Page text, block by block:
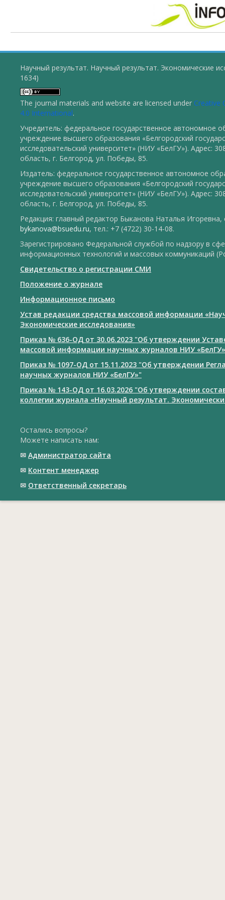
Научный результат. Научный результат. Экономические
1634)
The journal materials and website are licensed under Creative
4.0 International.
Учредитель: федеральное государственное автономное
учреждение высшего образования «Белгородский
исследовательский университет» (НИУ «БелГУ»). Адрес:
область, г. Белгород, ул. Победы, 85.
Издатель: федеральное государственное автономное
учреждение высшего образования «Белгородский
исследовательский университет» (НИУ «БелГУ»). Адрес:
область, г. Белгород, ул. Победы, 85.
Редакция: главный редактор Быканова Наталья Игоревна,
bykanova@bsuedu.ru, тел.: +7 (4722) 30-14-08.
Зарегистрировано Федеральной службой по надзору в
информационных технологий и массовых коммуникаций
Свидетельство о регистрации СМИ
Положение о журнале
Информационное письмо
Устав редакции средства массовой информации
Экономические исследования»
Приказ № 636-ОД от 30.06.2023 "Об утверждении
массовой информации научных журналов НИУ «БелГУ»
Приказ № 1097-ОД от 15.11.2023 "Об утверждении
научных журналов НИУ «БелГУ»"
Приказ № 143-ОД от 16.03.2026 "Об утверждении
коллегии журнала «Научный результат.
Остались вопросы?
Можете написать нам:
✉ Администратор сайта
✉ Контент менеджер
✉ Ответственный cекретарь